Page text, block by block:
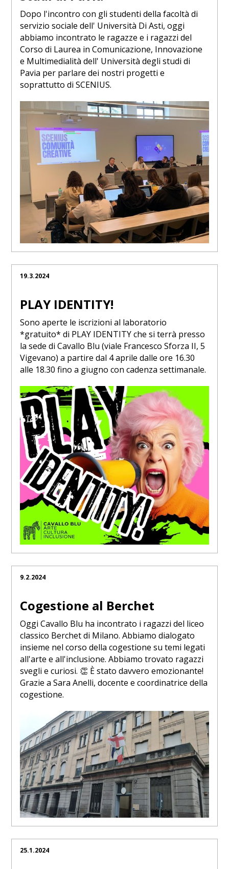
Dopo l'incontro con gli studenti della facoltà di
servizio sociale dell' Università Di Asti, oggi
abbiamo incontrato le ragazze e i ragazzi del
Corso di Laurea in Comunicazione, Innovazione
e Multimedialità dell' Università degli studi di
Pavia per parlare dei nostri progetti e
soprattutto di SCENIUS.
19.3.2024
PLAY IDENTITY!
Sono aperte le iscrizioni al laboratorio
*gratuito* di PLAY IDENTITY che si terrà presso
la sede di Cavallo Blu (viale Francesco Sforza II, 5
Vigevano) a partire dal 4 aprile dalle ore 16.30
alle 18.30 fino a giugno con cadenza settimanale.
9.2.2024
Cogestione al Berchet
Oggi Cavallo Blu ha incontrato i ragazzi del liceo
classico Berchet di Milano. Abbiamo dialogato
insieme nel corso della cogestione su temi legati
all'arte e all'inclusione. Abbiamo trovato ragazzi
svegli e curiosi. 👏 È stato davvero emozionante!
Grazie a Sara Anelli, docente e coordinatrice della
cogestione.
25.1.2024